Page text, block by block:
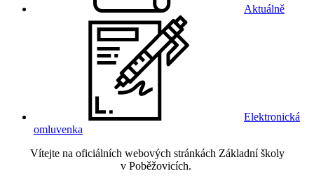
Aktuálně
Elektronická
omluvenka
Vítejte na oficiálních webových stránkách Základní školy
v Poběžovicích.